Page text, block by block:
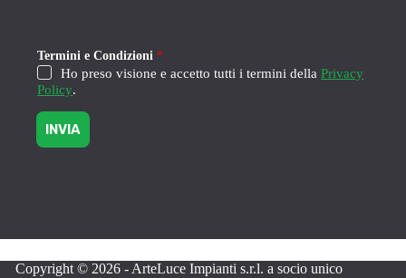
o
n
i
Termini e Condizioni *
Ho preso visione e accetto tutti i termini dellaPrivacy
Policy.
INVIA
Copyright © 2026 - ArteLuce Impianti s.r.l. a socio unico